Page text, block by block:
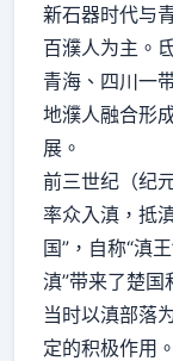
新石器时代与
百濮人为主。
青海、四川一
地濮人融合形
展。
前三世纪（纪
率众入滇，抵
国”，自称“滇
滇”带来了楚
当时以滇部落
定的积极作用